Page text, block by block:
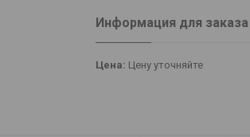
Информация для заказа
Цена: Цену уточняйте